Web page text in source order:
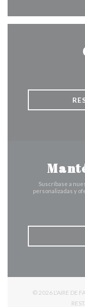
Suscríbase a
personalizadas y
© 2026 L'AIRE DE